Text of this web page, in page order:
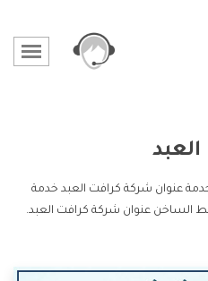
العبد
عنوان شركة كرافت العبد خدمة
الساخن عنوان شركة كرافت العبد.